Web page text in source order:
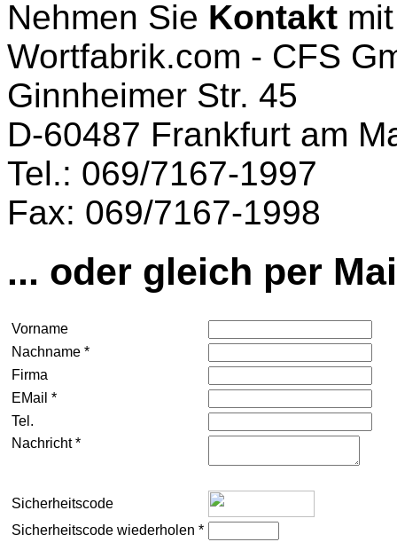
Nehmen Sie Kontakt
Wortfabrik.com - CFS
Ginnheimer Str. 45
D-60487 Frankfurt am
Tel.: 069/7167-1997
Fax: 069/7167-1998
... oder gleich per
Vorname
Nachname *
Firma
EMail *
Tel.
Nachricht *
Sicherheitscode
Sicherheitscode wiederholen *